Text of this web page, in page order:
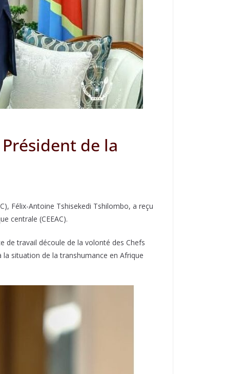
de la
Félix-Antoine Tshisekedi Tshilombo, a reçu
centrale (CEEAC).
de travail découle de la volonté des Chefs
la situation de la transhumance en Afrique